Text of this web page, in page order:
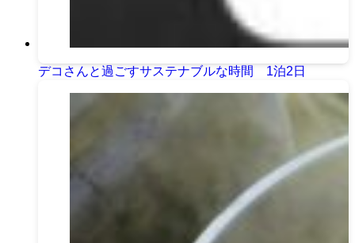
デコさんと過ごすサステナブルな時間 1泊2日